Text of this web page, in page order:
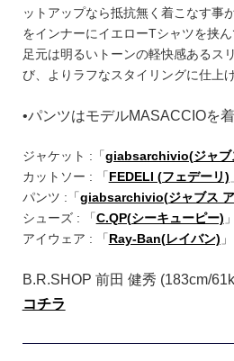
ットアップなら抵抗無く着こなす事
をインナーにイエローTシャツを挟ん
足元は明るいトーンの軽快感あるス
び、よりラフなスタイリングに仕上げ
•パンツはモデルMASACCIOを
ジャケット :「giabsarchivio(ジャブ
カットソー : 「FEDELI (フェデーリ)
パンツ :「giabsarchivio(ジャブス
シューズ : 「C.QP(シーキューピー)
アイウェア : 「Ray-Ban(レイバン) 」
B.R.SHOP 前田 健秀 (183cm/
コチラ